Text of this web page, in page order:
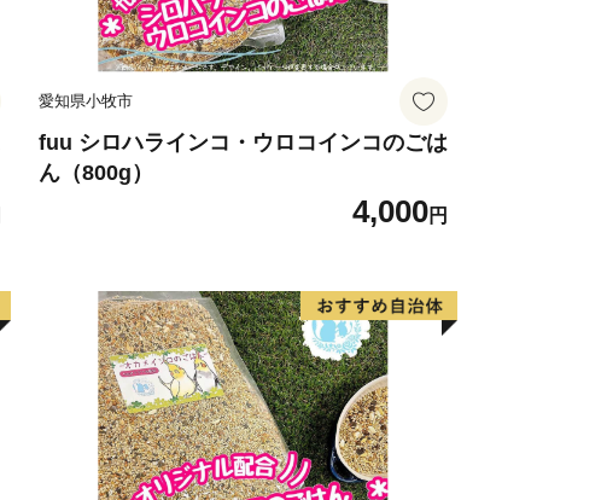
愛知県小牧市
fuu シロハラインコ・ウロコインコのごは
ん（800g）
4,000円